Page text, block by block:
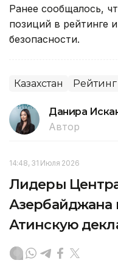
Ранее сообщалось,
позиций в рейтинге
безопасности.
Казахстан Рейтинг
Данира
Автор
14:48, 31 Июля 2026
Лидеры
Азербайджана
Атинскую